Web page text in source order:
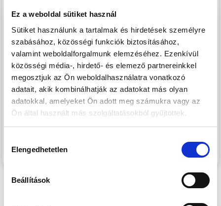
Ez a weboldal sütiket használ
Sütiket használunk a tartalmak és hirdetések személyre
szabásához, közösségi funkciók biztosításához,
valamint weboldalforgalmunk elemzéséhez. Ezenkívül
közösségi média-, hirdető- és elemező partnereinkkel
megosztjuk az Ön weboldalhasználatra vonatkozó
adatait, akik kombinálhatják az adatokat más olyan
adatokkal, amelyeket Ön adott meg számukra vagy az
Ön által használt más szolgáltatásokból gyűjtöttek.
kiválasztása
Elengedhetetlen
Beállítások
központi területén, a XIII. kerületben, a Városligettől és a
megújuló Nyugati pályaudvartól sétatávolságra épül. A
Nyugati pályaudvar környéke az elkövetkezendő években
szinte teljesen megújul, a XIII. kerületben elhelyezkedő
Szabolcs utcában, illetve közvetlen környezetében számos
új építésű ingatlan épült, melyek jelentős értéknövekedést
kínálnak a környéken ingatlant vásárlóknak. A több
ütemben megvalósuló lakóingatlanfejlesztések hatalmas
zöld parkot ölelnek körül, így a lakók akár az erkélyen ülve
központi, belvárosi környezetben is.